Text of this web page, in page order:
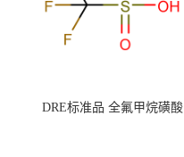
DRE标准品 全氟甲烷磺酸